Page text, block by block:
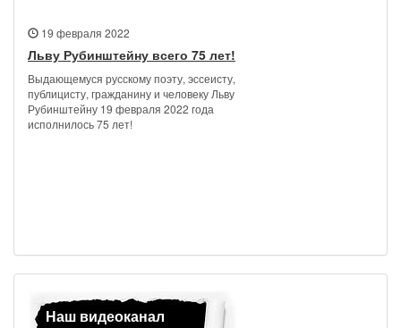
19 февраля 2022
Льву Рубинштейну всего 75 лет!
Выдающемуся русскому поэту, эссеисту,
публицисту, гражданину и человеку Льву
Рубинштейну 19 февраля 2022 года
исполнилось 75 лет!
Наш видеоканал